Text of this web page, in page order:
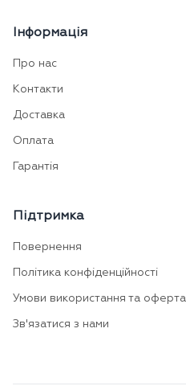
Інформація
Про нас
Контакти
Доставка
Оплата
Гарантія
Підтримка
Повернення
Політика конфіденційності
Умови використання та оферта
Зв'язатися з нами